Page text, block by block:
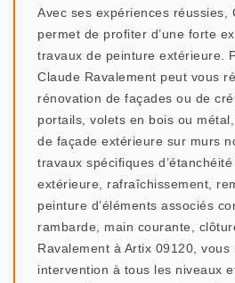
Avec ses expériences réussies,
permet de profiter d’une forte
travaux de peinture extérieure.
Claude Ravalement peut vous
rénovation de façades ou de
portails, volets en bois ou
de façade extérieure sur murs
travaux spécifiques
extérieure, rafraîchissement,
peinture d’éléments associés
rambarde, main courante,
Ravalement à Artix 09120, vous
intervention à tous les niveaux